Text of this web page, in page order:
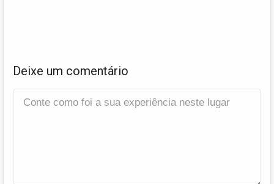
Deixe um comentário